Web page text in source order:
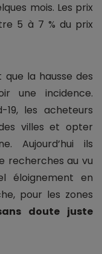
mois. Les prix
5 à 7 % du prix
la hausse des
une incidence.
les acheteurs
villes et opter
Aujourd’hui ils
recherches au vu
éloignement en
pour les zones
doute juste